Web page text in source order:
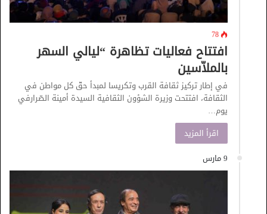
78
افتتاح فعاليات تظاهرة “ليالي السهر
بالملاّسين
في إطار تركيز ثقافة القرب وتكريسا لمبدأ حقّ كل مواطن في
الثقافة، افتتحت وزيرة الشؤون الثقافية السيدة أمينة الصّرارفي
يوم…
اقرأ المزيد
9 مارس